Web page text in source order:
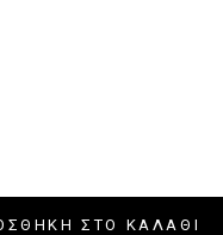
ΣΤΟ ΚΑΛΆΘΙ